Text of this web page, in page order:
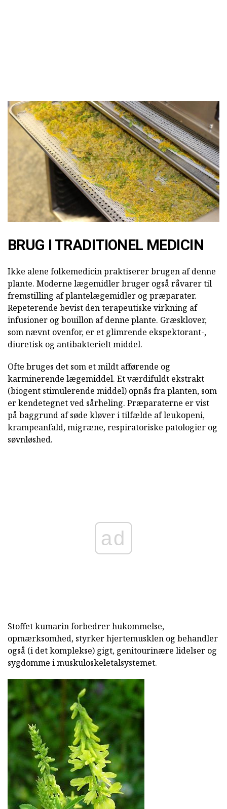
BRUG I TRADITIONEL MEDICIN
Ikke alene folkemedicin praktiserer brugen af denne
plante. Moderne lægemidler bruger også råvarer til
fremstilling af plantelægemidler og præparater.
Repeterende bevist den terapeutiske virkning af
infusioner og bouillon af denne plante. Græsklover,
som nævnt ovenfor, er et glimrende ekspektorant-,
diuretisk og antibakterielt middel.
Ofte bruges det som et mildt afførende og
karminerende lægemiddel. Et værdifuldt ekstrakt
(biogent stimulerende middel) opnås fra planten, som
er kendetegnet ved sårheling. Præparaterne er vist
på baggrund af søde kløver i tilfælde af leukopeni,
krampeanfald, migræne, respiratoriske patologier og
søvnløshed.
ad
Stoffet kumarin forbedrer hukommelse,
opmærksomhed, styrker hjertemusklen og behandler
også (i det komplekse) gigt, genitourinære lidelser og
sygdomme i muskuloskeletalsystemet.